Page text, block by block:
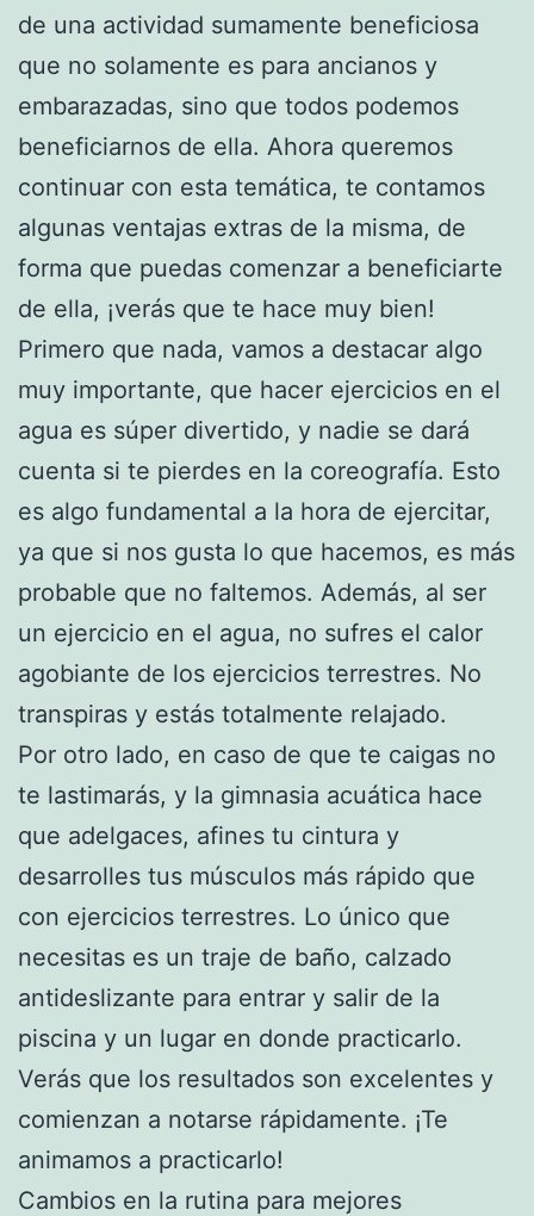
de una actividad sumamente beneficiosa
que no solamente es para ancianos y
embarazadas, sino que todos podemos
beneficiarnos de ella. Ahora queremos
continuar con esta temática, te contamos
algunas ventajas extras de la misma, de
forma que puedas comenzar a beneficiarte
de ella, ¡verás que te hace muy bien!
Primero que nada, vamos a destacar algo
muy importante, que hacer ejercicios en el
agua es súper divertido, y nadie se dará
cuenta si te pierdes en la coreografía. Esto
es algo fundamental a la hora de ejercitar,
ya que si nos gusta lo que hacemos, es más
probable que no faltemos. Además, al ser
un ejercicio en el agua, no sufres el calor
agobiante de los ejercicios terrestres. No
transpiras y estás totalmente relajado.
Por otro lado, en caso de que te caigas no
te lastimarás, y la gimnasia acuática hace
que adelgaces, afines tu cintura y
desarrolles tus músculos más rápido que
con ejercicios terrestres. Lo único que
necesitas es un traje de baño, calzado
antideslizante para entrar y salir de la
piscina y un lugar en donde practicarlo.
Verás que los resultados son excelentes y
comienzan a notarse rápidamente. ¡Te
animamos a practicarlo!
Cambios en la rutina para mejores